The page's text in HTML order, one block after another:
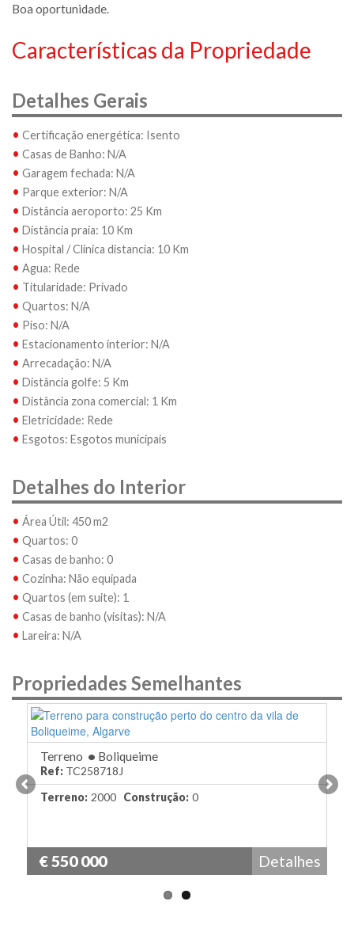
Boa oportunidade.
Características da Propriedade
Detalhes Gerais
• Certificação energética: Isento
• Casas de Banho: N/A
• Garagem fechada: N/A
• Parque exterior: N/A
• Distância aeroporto: 25 Km
• Distância praia: 10 Km
• Hospital / Clinica distancia: 10 Km
• Agua: Rede
• Titularidade: Privado
• Quartos: N/A
• Piso: N/A
• Estacionamento interior: N/A
• Arrecadação: N/A
• Distância golfe: 5 Km
• Distância zona comercial: 1 Km
• Eletricidade: Rede
• Esgotos: Esgotos municipais
Detalhes do Interior
• Área Útil: 450 m2
• Quartos: 0
• Casas de banho: 0
• Cozinha: Não equipada
• Quartos (em suite): 1
• Casas de banho (visitas): N/A
• Lareira: N/A
Propriedades Semelhantes
Terreno•Boliqueime
TC258718J
Terreno:2000 Construção:0
€ 550 000 Detalhes